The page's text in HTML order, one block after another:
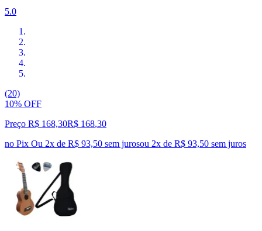
5.0
(20)
10% OFF
Preço R$ 168,30R$ 168,30
no Pix Ou 2x de R$ 93,50 sem jurosou 2x de R$ 93,50 sem juros